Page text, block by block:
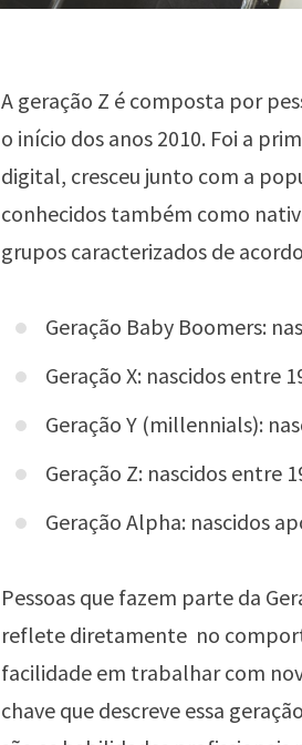
A geração Z é composta por
o início dos anos 2010. Foi a
digital, cresceu junto com a
conhecidos também como
grupos caracterizados de
Geração Baby Boomers:
Geração X: nascidos entre
Geração Y (millennials):
Geração Z: nascidos entre
Geração Alpha: nascidos
Pessoas que fazem parte da
reflete diretamente no
facilidade em trabalhar com
chave que descreve essa